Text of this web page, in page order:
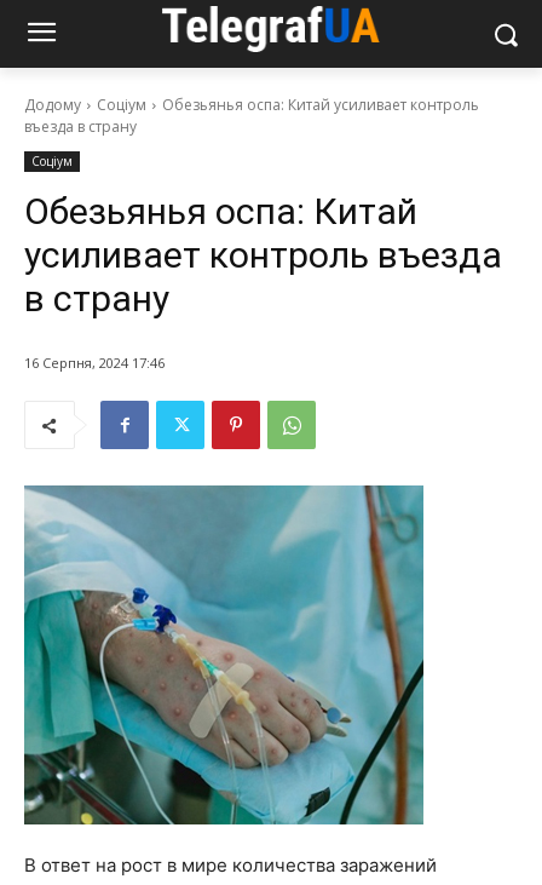
Додому Соціум
Обезьянья оспа: Китай усиливает контроль
въезда в страну
Соціум
Обезьянья оспа: Китай
усиливает контроль въезда
в страну
16 Серпня, 2024 17:46
В ответ на рост в мире количества заражений